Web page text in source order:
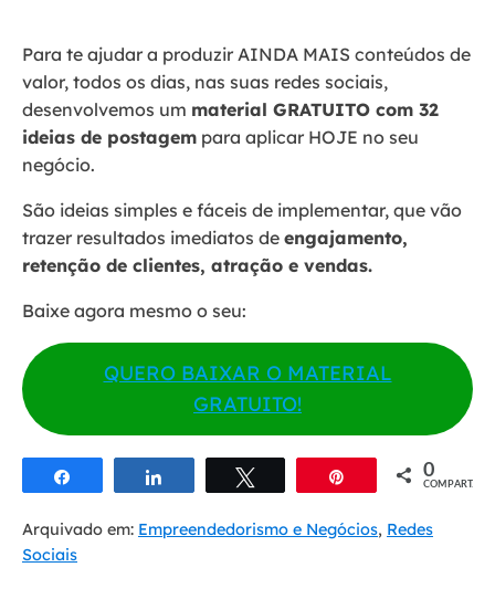
Para te ajudar a produzir AINDA MAIS conteúdos de
valor, todos os dias, nas suas redes sociais,
desenvolvemos um material GRATUITO com 32
ideias de postagem para aplicar HOJE no seu
negócio.
São ideias simples e fáceis de implementar, que vão
trazer resultados imediatos de engajamento,
retenção de clientes, atração e vendas.
Baixe agora mesmo o seu:
QUERO BAIXAR O MATERIAL
GRATUITO!
Compartilhar Compartilhar 0
COMPART.
Arquivado em: Empreendedorismo e Negócios, Redes
Sociais